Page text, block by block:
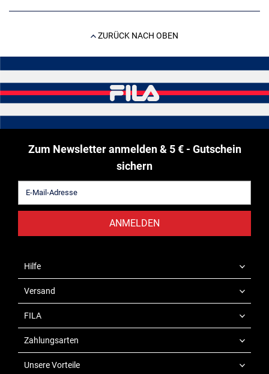
ZURÜCK NACH OBEN
Zum Newsletter anmelden & 5 € - Gutschein
sichern
ANMELDEN
Hilfe
Versand
FILA
Zahlungsarten
Unsere Vorteile